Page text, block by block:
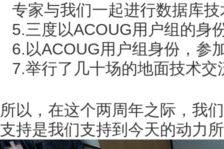
专家与我们一起进行数据库
5.三度以ACOUG用户组的身
6.以ACOUG用户组身份，参
7.举行了几十场的地面技术交
所以，在这个两周年之际，我
支持是我们支持到今天的动力